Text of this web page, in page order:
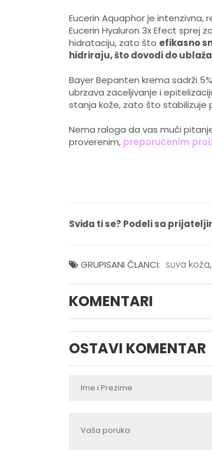
Eucerin Aquaphor je
Eucerin Hyaluron 3x Efect sprej
hidrataciju, zato što efikasno
hidriraju, što dovodi do
Bayer Bepanten krema sadrži
ubrzava zaceljivanje i
stanja kože, zato što stabilizuje
Nema raloga da vas muči
proverenim, preporučenim
Sviđa ti se? Podeli sa
GRUPISANI ČLANCI: suva koža,
KOMENTARI
OSTAVI KOMENTAR